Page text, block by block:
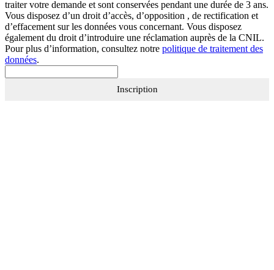
traiter votre demande et sont conservées pendant une durée de 3 ans.
Vous disposez d’un droit d’accès, d’opposition , de rectification et
d’effacement sur les données vous concernant. Vous disposez
également du droit d’introduire une réclamation auprès de la CNIL.
Pour plus d’information, consultez notre politique de traitement des
données.
Inscription